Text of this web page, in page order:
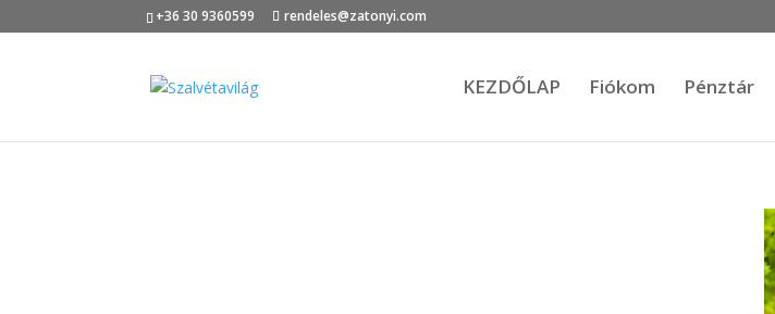
+36 30 9360599 rendeles@zatonyi.com
KEZDŐLAP Fiókom Pénztár